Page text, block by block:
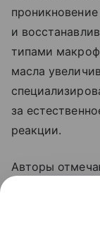
и
типами
масла
за
реакции.
Авторы
и терапии